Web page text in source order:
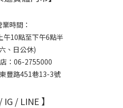
業時間：
午10點至下午6點半
、日公休)
：06-2755000
豐路451巷13-3號
IG / LINE 】